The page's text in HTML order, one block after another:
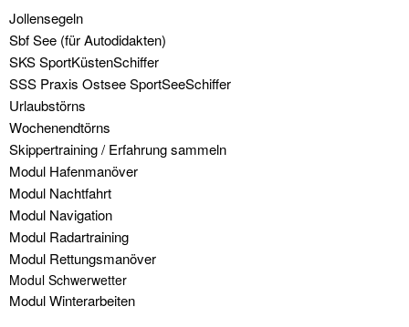
Modul
Winterarbeiten
Informationen
Wir
unsere
Flotte
Solveig
Führerscheininfo
Sbf
See
Navigation
überspringen
Jollensegeln
Sbf See (für Autodidakten)
SKS SportKüstenSchiffer
SSS Praxis Ostsee SportSeeSchiffer
Urlaubstörns
Wochenendtörns
Skippertraining / Erfahrung sammeln
Modul Hafenmanöver
Modul Nachtfahrt
Modul Navigation
Modul Radartraining
Modul Rettungsmanöver
Modul Schwerwetter
Modul Winterarbeiten